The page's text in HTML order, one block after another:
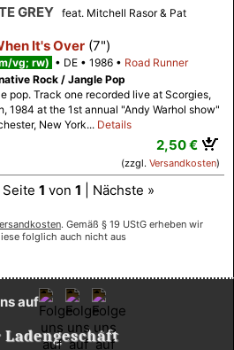
GREY feat. Mitchell Rasor & Pat
It's Over (7")
vg; rw) DE 1986
Road Runner
Rock / Jangle Pop
pop. Track one recorded live at Scorgies,
1984 at the 1st annual "Andy Warhol show"
New York... Details
2,50 €
(zzgl. Versandkosten)
1 von 1 | Nächste »
. Gemäß § 19 UStG erheben wir
folglich auch nicht aus
Ladengeschäft
auf